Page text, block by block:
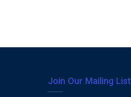
Join Our Mailing List